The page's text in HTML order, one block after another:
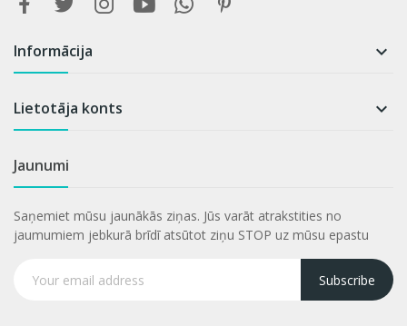
Informācija 
Lietotāja konts 
Jaunumi
Saņemiet mūsu jaunākās ziņas. Jūs varāt atrakstities no
jaumumiem jebkurā brīdī atsūtot ziņu STOP uz mūsu epastu
Subscribe